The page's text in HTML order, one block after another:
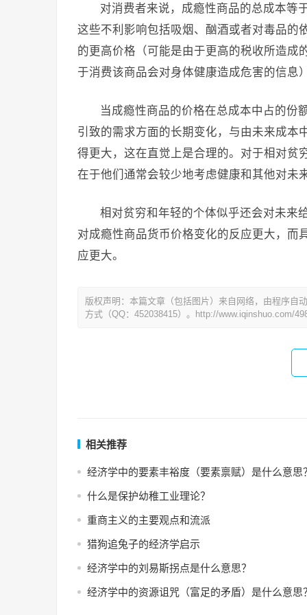
对消费者来说，成瘾性商品的总成本等
这些不利影响包括吸烟、酗酒或者对毒品的
的更高价格（可能是由于更高的税收所造成
于消费该商品会对身体健康造成危害的信息
当成瘾性商品的价格在总成本中占的份
引致的需求方面的长期变化，与由未来成本
得更大，这在直觉上是合理的。对于相对贫
在于他们通常会较少地考虑健康和其他对未
相对贫穷和年轻的个体似乎还会对未来
对成瘾性商品货币价格变化的反应更大，而
应更大。
版权声明：本篇文章（包括图片）来自网络，由程序自
方式（QQ：452038415）。http://www.iqinshuo.com/
相关推荐
经济学中的要素丰裕度（要素禀赋）是什么意思
什么是保护幼稚工业理论？
重商主义的主要观点和流派
猎狗追兔子的经济学启示
经济学中的刘易斯拐点是什么意思？
经济学中的资源诅咒（富足的矛盾）是什么意思